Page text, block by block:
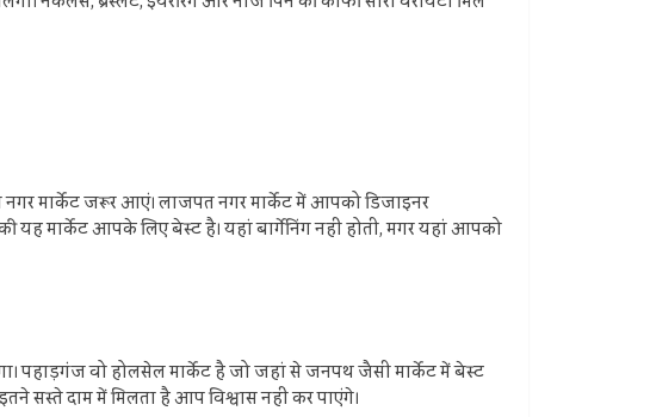
मार्केट जरूर आएं। लाजपत नगर मार्केट में आपको डिजाइनर
मार्केट आपके लिए बेस्‍ट है। यहां बार्गेनिंग नहीं होती, मगर यहां आपको
पहाड़गंज वो होलसेल मार्केट है जो जहां से जनपथ जैसी मार्केट में बेस्ट
सस्ते दाम में मिलता है आप विश्वास नहीं कर पाएंगे।